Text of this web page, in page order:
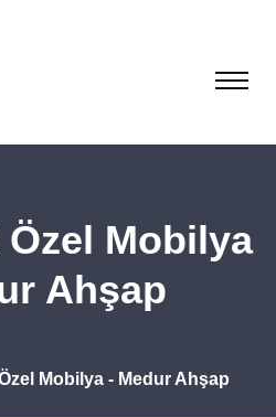
Özel Mobilya
Ahşap
Mobilya - Medur Ahşap